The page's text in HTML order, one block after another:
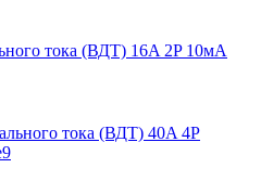
тока (ВДТ) 16A 2P 10мА